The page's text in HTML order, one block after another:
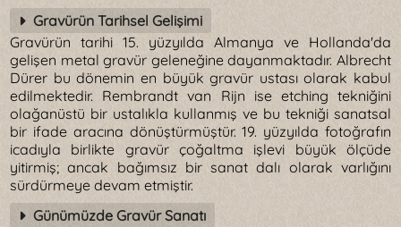
Gravürün Tarihsel Gelişimi
Gravürün tarihi 15. yüzyılda Almanya ve Hollanda'da
gelişen metal gravür geleneğine dayanmaktadır. Albrecht
Dürer bu dönemin en büyük gravür ustası olarak kabul
edilmektedir. Rembrandt van Rijn ise etching tekniğini
olağanüstü bir ustalıkla kullanmış ve bu tekniği sanatsal
bir ifade aracına dönüştürmüştür. 19. yüzyılda fotoğrafın
icadıyla birlikte gravür çoğaltma işlevi büyük ölçüde
yitirmiş; ancak bağımsız bir sanat dalı olarak varlığını
sürdürmeye devam etmiştir.
Günümüzde Gravür Sanatı